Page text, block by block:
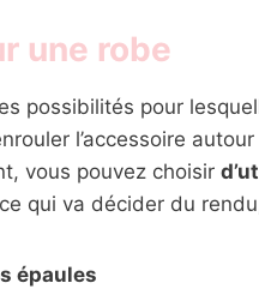
une robe
possibilités pour
l’accessoire
vous pouvez choisir
qui va décider du
épaules